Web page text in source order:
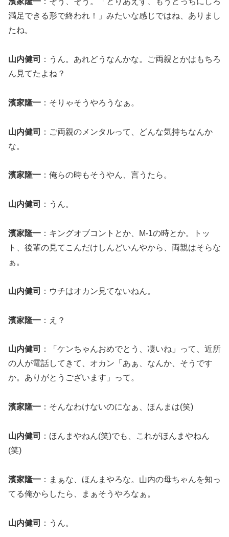
満足できる形で終われ！」みたいな感じではね、ありまし
たね。
山内健司
：うん。あれどうなんかな。ご両親とかはもちろ
ん見てたよね？
濱家隆一 ：そりゃそうやろうなぁ。
山内健司
：ご両親のメンタルって、どんな気持ちなんか
な。
濱家隆一 ：俺らの時もそうやん、言うたら。
山内健司 ：うん。
濱家隆一 ：キングオブコントとか、M-1の時とか。トッ
ト、後輩の見てこんだけしんどいんやから、両親はそらな
ぁ。
山内健司 ：ウチはオカン見てないねん。
濱家隆一 ：え？
山内健司
：「ケンちゃんおめでとう、凄いね」って、近所
の人が電話してきて、オカン「あぁ、なんか、そうです
か。ありがとうございます」って。
濱家隆一 ：そんなわけないのになぁ、ほんまは(笑)
山内健司
：ほんまやねん(笑)でも、これがほんまやねん
(笑)
濱家隆一 ：まぁな、ほんまやろな。山内の母ちゃんを知っ
てる俺からしたら、まぁそうやろなぁ。
山内健司 ：うん。